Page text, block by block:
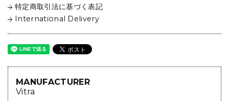
特定商取引法に基づく表記
International Delivery
MANUFACTURER
Vitra